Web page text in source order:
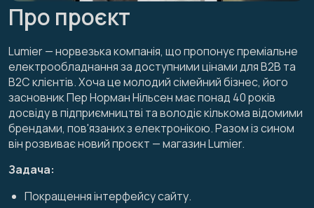
Про проєкт
Lumier — норвезька компанія, що пропонує преміальне
електрообладнання за доступними цінами для B2B та
B2C клієнтів. Хоча це молодий сімейний бізнес, його
засновник Пер Норман Нільсен має понад 40 років
досвіду в підприємництві та володіє кількома відомими
брендами, пов'язаних з електронікою. Разом із сином
він розвиває новий проєкт — магазин Lumier.
Задача:
Покращення інтерфейсу сайту.